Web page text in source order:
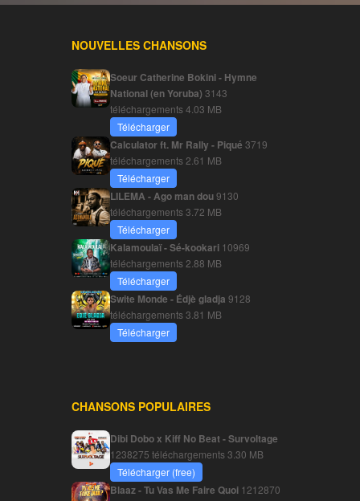
NOUVELLES CHANSONS
Soeur Catherine Bokini - Hymne
National (en Yoruba) 3143
téléchargements4.03 MB
Télécharger
Calculator ft. Mr Rally - Piqué 3719
téléchargements 2.61 MB
Télécharger
LILEMA - Ago man dou9130
téléchargements3.72 MB
Télécharger
Kalamoulaï - Sé-kookari 10969
téléchargements 2.88 MB
Télécharger
Swite Monde - Édjè gladja 9128
téléchargements3.81 MB
Télécharger
CHANSONS POPULAIRES
Dibi Dobo x Kiff No Beat - Survoltage
1238275 téléchargements3.30 MB
Télécharger (free)
Blaaz - Tu Vas Me Faire Quoi 1212870